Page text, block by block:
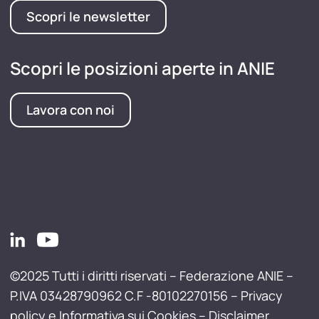
Scopri le newsletter
Scopri le posizioni aperte in ANIE
Lavora con noi
©2025 Tutti i diritti riservati – Federazione ANIE –
P.IVA 03428790962 C.F -80102270156 – Privacy